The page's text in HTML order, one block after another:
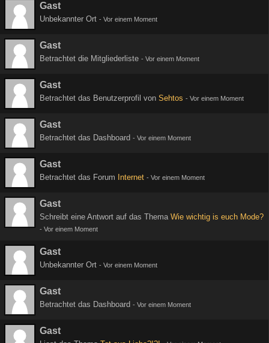
Gast
Unbekannter Ort - Vor einem Moment
Gast
Betrachtet die Mitgliederliste - Vor einem Moment
Gast
Betrachtet das Benutzerprofil von Sehtos - Vor einem Moment
Gast
Betrachtet das Dashboard - Vor einem Moment
Gast
Betrachtet das Forum Internet - Vor einem Moment
Gast
Schreibt eine Antwort auf das Thema Wie wichtig is euch Mode?
- Vor einem Moment
Gast
Unbekannter Ort - Vor einem Moment
Gast
Betrachtet das Dashboard - Vor einem Moment
Gast